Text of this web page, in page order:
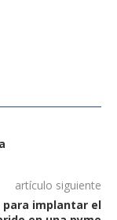
artículo siguiente
para implantar el